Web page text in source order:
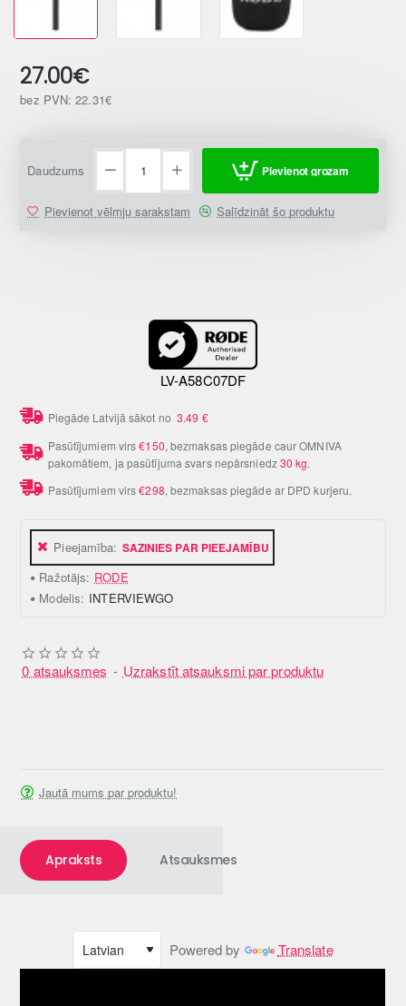
Pieejamība: SAZINIES PAR PIEEJAMĪBU
Ražotājs: RODE
Modelis: INTERVIEWGO
0 atsauksmes - Uzrakstīt atsauksmi par produktu
27.00€
bez PVN: 22.31€
Daudzums Pievienot grozam
Pievienot vēlmju sarakstam Salīdzināt šo produktu
Piegāde Latvijā sākot no3.49 €
Pasūtījumiem virs€150, bezmaksas piegāde caur OMNIVA
pakomātiem, ja pasūtījuma svars nepārsniedz30 kg.
Pasūtījumiem virs€298, bezmaksas piegāde ar DPD kurjeru.
LV-A58C07DF
Jautā mums par produktu!
Apraksts Atsauksmes
Powered by Translate